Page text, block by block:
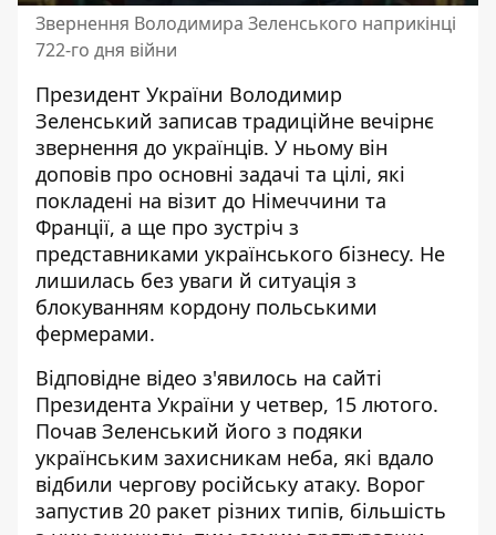
Звернення Володимира Зеленського наприкінці
722-го дня війни
Президент України Володимир
Зеленський записав традиційне вечірнє
звернення до українців. У ньому він
доповів про основні задачі та цілі, які
покладені на візит до Німеччини та
Франції, а ще про зустріч з
представниками українського бізнесу. Не
лишилась без уваги й ситуація з
блокуванням кордону польськими
фермерами.
Відповідне відео з'явилось на сайті
Президента України у четвер, 15 лютого.
Почав Зеленський його з подяки
українським захисникам неба, які вдало
відбили чергову російську атаку. Ворог
запустив 20 ракет різних типів, більшість